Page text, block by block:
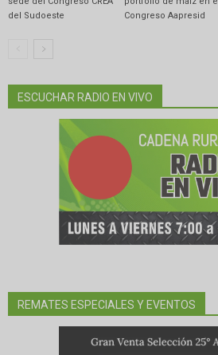
del Sudoeste
Congreso Aapresid
ESCUCHAR RADIO EN VIVO
REMATES ESPECIALES Y EVENTOS